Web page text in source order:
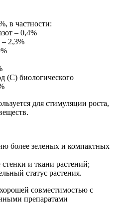
в частности:
– 0,4%
2,3%
(С) биологического
для стимуляции роста,
более зеленых и компактных
и ткани растений;
статус растения.
совместимостью с
препаратами